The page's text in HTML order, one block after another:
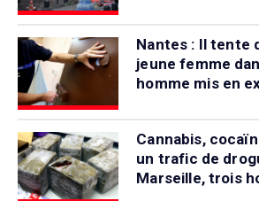
Nantes : Il tente
jeune femme
homme mis en
Cannabis,
un trafic de
Marseille, trois